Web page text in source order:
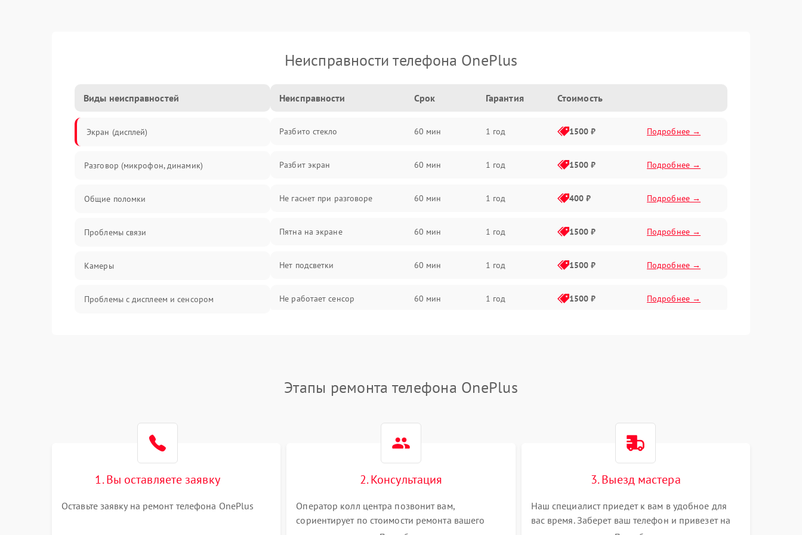
Неисправности телефона OnePlus
Виды неисправностей
Экран (дисплей)
Разговор (микрофон, динамик)
Общие поломки
Проблемы связи
Камеры
Проблемы с дисплеем и сенсором
Неисправности Срок Гарантия Стоимость
Разбито стекло 60 мин 1 год 1500 ₽ Подробнее →
Разбит экран 60 мин 1 год 1500 ₽ Подробнее →
Не гаснет при разговоре 60 мин 1 год 400 ₽ Подробнее →
Пятна на экране 60 мин 1 год 1500 ₽ Подробнее →
Нет подсветки 60 мин 1 год 1500 ₽ Подробнее →
Не работает сенсор 60 мин 1 год 1500 ₽ Подробнее →
Не работает Face ID 60 мин
Этапы ремонта телефона OnePlus
1. Вы оставляете заявку
Оставьте заявку на ремонт телефона OnePlus
2. Консультация
Оператор колл центра позвонит вам,
сориентирует по стоимости ремонта вашего
3. Выезд мастера
Наш специалист приедет к вам в удобное для
вас время. Заберет ваш телефон и привезет на